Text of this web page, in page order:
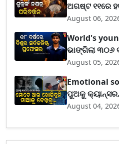
ଅଗଷ୍ଟ ୧୧ରେ
August 06,
World's
ଭାଙ୍ଗିଲା ୩୦୬
August 05,
Emotional
ପୁଅକୁ
August 04,